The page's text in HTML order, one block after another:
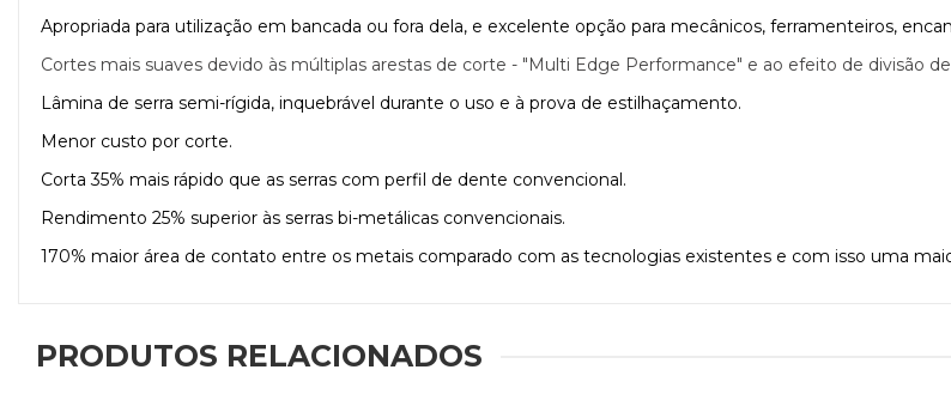
Apropriada para utilização em bancada ou fora dela, e excelente opção para mecânicos, ferramenteiros,
Cortes mais suaves devido às múltiplas arestas de corte - "Multi Edge Performance" e ao efeito de divisão
Lâmina de serra semi-rígida, inquebrável durante o uso e à prova de estilhaçamento.
Menor custo por corte.
Corta 35% mais rápido que as serras com perfil de dente convencional.
Rendimento 25% superior às serras bi-metálicas convencionais.
170% maior área de contato entre os metais comparado com as tecnologias existentes e com isso uma
PRODUTOS RELACIONADOS